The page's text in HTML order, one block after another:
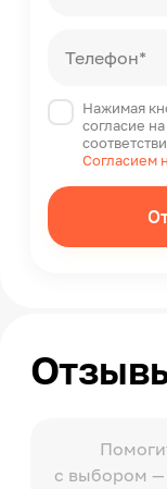
Телефон*
Нажимая
согласие
Согласием
с выбором —